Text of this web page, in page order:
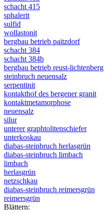
schacht 415
sphalerit
sulfid
wollastonit
bergbau betrieb paitzdorf
schacht 384
schacht 384b
bergbau betrieb reust-lichtenberg
steinbruch neuensalz
serpentinit
kontakthof des bergener granit
kontaktmetamorphose
neuensalz
silur
unterer graphtolitenschiefer
unterkoskau
diabas-steinbruch herlasgrün
diabas-steinbruch limbach
limbach
herlasgrün
netzschkau
diabas-steinbruch reimersgrün
reimersgrün
Blättern: